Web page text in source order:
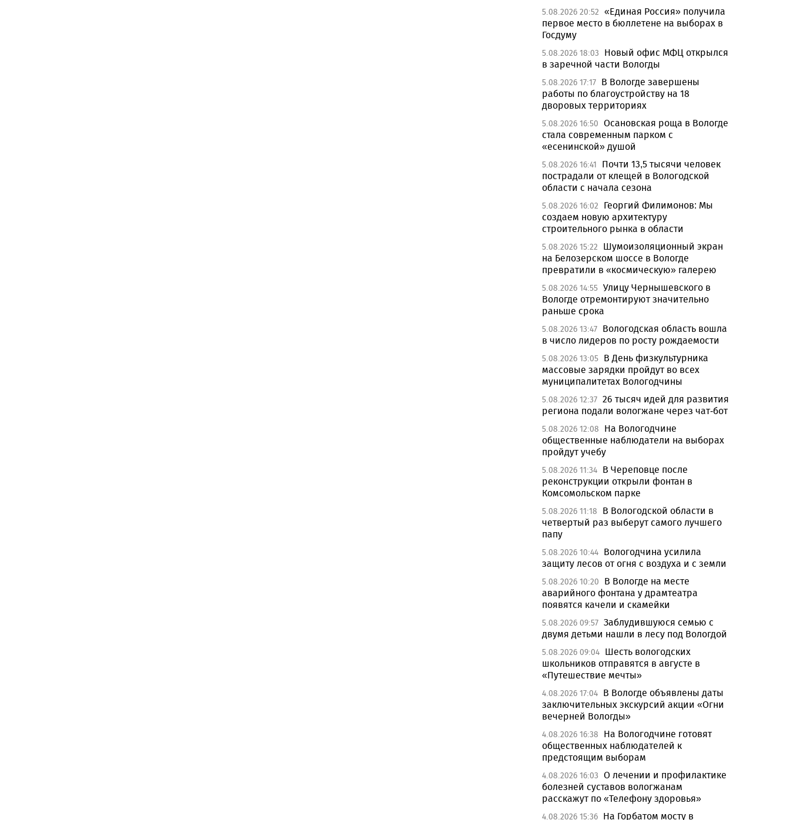
5.08.2026 20:52 «Единая Россия» получила
первое место в бюллетене на выборах в
Госдуму
5.08.2026 18:03
Новый офис МФЦ открылся
в заречной части Вологды
5.08.2026 17:17 В Вологде завершены
работы по благоустройству на 18
дворовых территориях
5.08.2026 16:50 Осановская роща в Вологде
стала современным парком с
«есенинской» душой
5.08.2026 16:41
Почти 13,5 тысячи человек
пострадали от клещей в Вологодской
области с начала сезона
5.08.2026 16:02
Георгий Филимонов: Мы
создаем новую архитектуру
строительного рынка в области
5.08.2026 15:22
Шумоизоляционный экран
на Белозерском шоссе в Вологде
превратили в «космическую» галерею
5.08.2026 14:55 Улицу Чернышевского в
Вологде отремонтируют значительно
раньше срока
5.08.2026 13:47 Вологодская область вошла
в число лидеров по росту рождаемости
5.08.2026 13:05 В День физкультурника
массовые зарядки пройдут во всех
муниципалитетах Вологодчины
5.08.2026 12:37 26 тысяч идей для развития
региона подали вологжане через чат-бот
5.08.2026 12:08
На Вологодчине
общественные наблюдатели на выборах
пройдут учебу
5.08.2026 11:34 В Череповце после
реконструкции открыли фонтан в
Комсомольском парке
5.08.2026 11:18
В Вологодской области в
четвертый раз выберут самого лучшего
папу
5.08.2026 10:44 Вологодчина усилила
защиту лесов от огня с воздуха и с земли
5.08.2026 10:20
В Вологде на месте
аварийного фонтана у драмтеатра
появятся качели и скамейки
5.08.2026 09:57 Заблудившуюся семью с
двумя детьми нашли в лесу под Вологдой
5.08.2026 09:04 Шесть вологодских
школьников отправятся в августе в
«Путешествие мечты»
4.08.2026 17:04 В Вологде объявлены даты
заключительных экскурсий акции «Огни
вечерней Вологды»
4.08.2026 16:38
На Вологодчине готовят
общественных наблюдателей к
предстоящим выборам
4.08.2026 16:03 О лечении и профилактике
болезней суставов вологжанам
расскажут по «Телефону здоровья»
4.08.2026 15:36 На Горбатом мосту в